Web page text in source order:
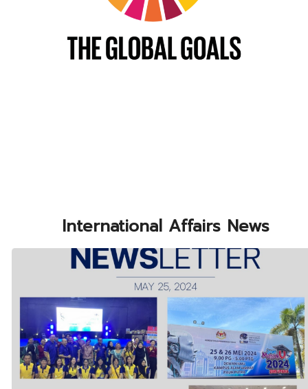
International Affairs News